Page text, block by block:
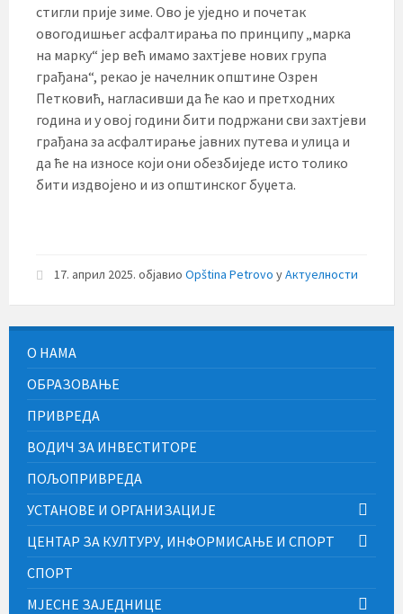
стигли прије зиме. Ово је уједно и почетак
овогодишњег асфалтирања по принципу „марка
на марку“ јер већ имамо захтјеве нових група
грађана“, рекао је начелник општине Озрен
Петковић, нагласивши да ће као и претходних
година и у овој години бити подржани сви захтјеви
грађана за асфалтирање јавних путева и улица и
да ће на износе који они обезбиједе исто толико
бити издвојено и из општинског буџета.
17. април 2025. објавио Opština Petrovo уАктуелности
О НАМА
ОБРАЗОВАЊЕ
ПРИВРЕДА
ВОДИЧ ЗА ИНВЕСТИТОРЕ
ПОЉОПРИВРЕДА
УСТАНОВЕ И ОРГАНИЗАЦИЈЕ
ЦЕНТАР ЗА КУЛТУРУ, ИНФОРМИСАЊЕ И СПОРТ
СПОРТ
МЈЕСНЕ ЗАЈЕДНИЦЕ